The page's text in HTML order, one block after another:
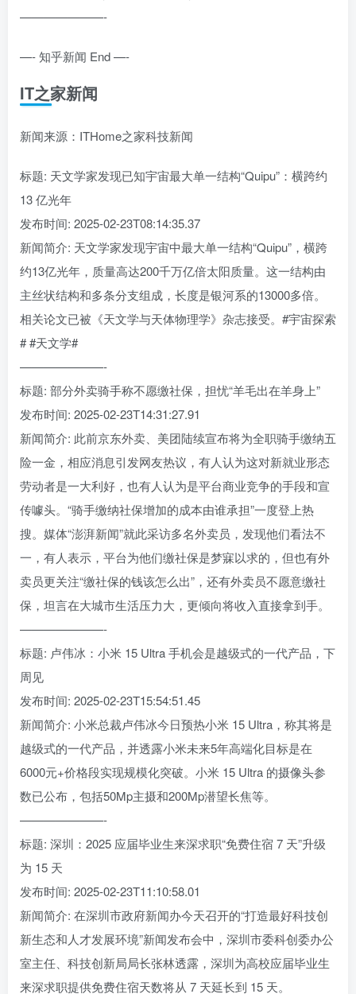
———————-
—- 知乎新闻 End —-
IT之家新闻
新闻来源：ITHome之家科技新闻
标题: 天文学家发现已知宇宙最大单一结构“Quipu”：横跨约
13 亿光年
发布时间: 2025-02-23T08:14:35.37
新闻简介: 天文学家发现宇宙中最大单一结构“Quipu”，横跨
约13亿光年，质量高达200千万亿倍太阳质量。这一结构由
主丝状结构和多条分支组成，长度是银河系的13000多倍。
相关论文已被《天文学与天体物理学》杂志接受。#宇宙探索
# #天文学#
———————-
标题: 部分外卖骑手称不愿缴社保，担忧“羊毛出在羊身上”
发布时间: 2025-02-23T14:31:27.91
新闻简介: 此前京东外卖、美团陆续宣布将为全职骑手缴纳五
险一金，相应消息引发网友热议，有人认为这对新就业形态
劳动者是一大利好，也有人认为是平台商业竞争的手段和宣
传噱头。“骑手缴纳社保增加的成本由谁承担”一度登上热
搜。媒体“澎湃新闻”就此采访多名外卖员，发现他们看法不
一，有人表示，平台为他们缴社保是梦寐以求的，但也有外
卖员更关注“缴社保的钱该怎么出”，还有外卖员不愿意缴社
保，坦言在大城市生活压力大，更倾向将收入直接拿到手。
———————-
标题: 卢伟冰：小米 15 Ultra 手机会是越级式的一代产品，下
周见
发布时间: 2025-02-23T15:54:51.45
新闻简介: 小米总裁卢伟冰今日预热小米 15 Ultra，称其将是
越级式的一代产品，并透露小米未来5年高端化目标是在
6000元+价格段实现规模化突破。小米 15 Ultra 的摄像头参
数已公布，包括50Mp主摄和200Mp潜望长焦等。
———————-
标题: 深圳：2025 应届毕业生来深求职“免费住宿 7 天”升级
为 15 天
发布时间: 2025-02-23T11:10:58.01
新闻简介: 在深圳市政府新闻办今天召开的“打造最好科技创
新生态和人才发展环境”新闻发布会中，深圳市委科创委办公
室主任、科技创新局局长张林透露，深圳为高校应届毕业生
来深求职提供免费住宿天数将从 7 天延长到 15 天。